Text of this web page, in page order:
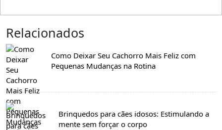
Relacionados
Como Deixar Seu Cachorro Mais Feliz com
Pequenas Mudanças na Rotina
Brinquedos para cães idosos: Estimulando a
mente sem forçar o corpo